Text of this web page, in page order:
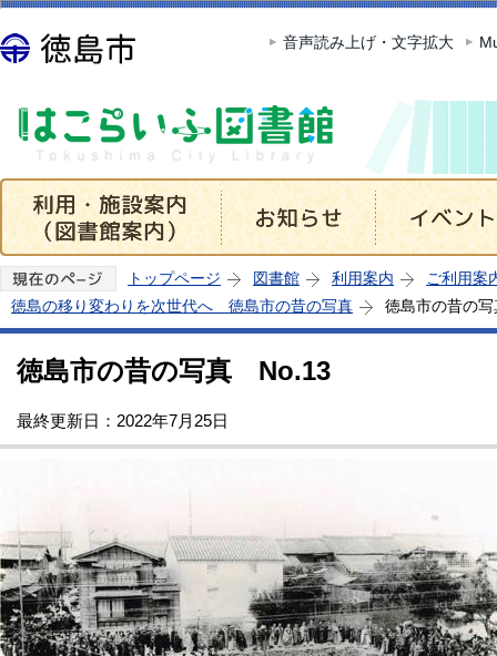
この
音声読み上げ・文字拡大
トップページ 図書館 利用案内
ご利用案
徳島の移り変わりを次世代へ 徳島市の昔の写真
徳島市の昔の
徳島市の昔の写真 No.13
最終更新日：2022年7月25日